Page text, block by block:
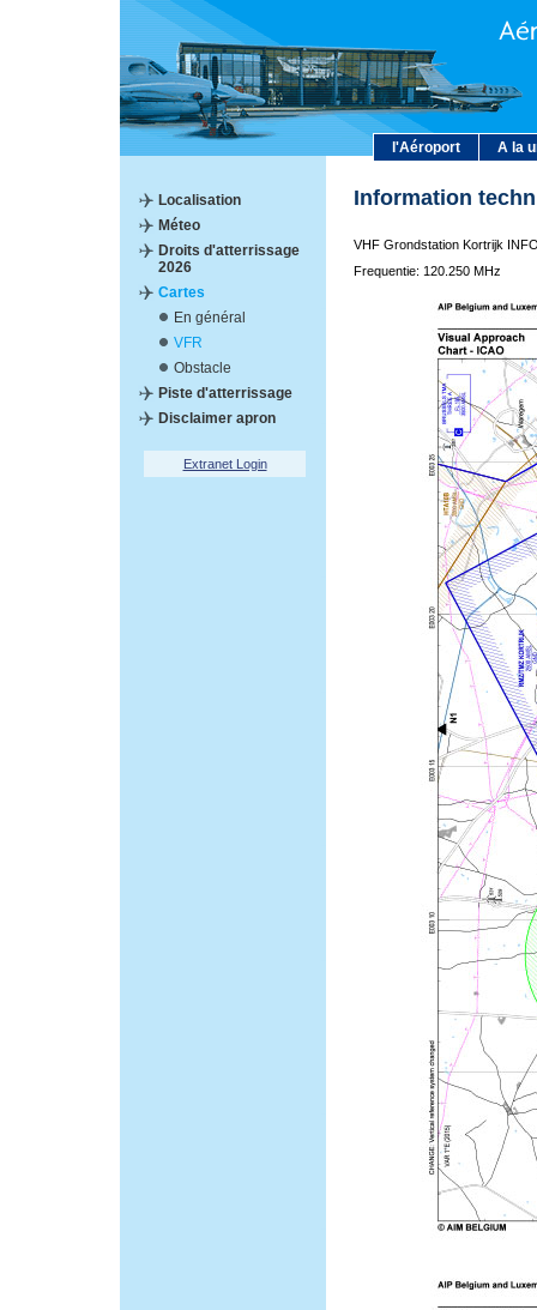
l'Aéroport A la
Localisation
Méteo
Droits d'atterrissage
2026
Cartes
En général
VFR
Obstacle
Piste d'atterrissage
Disclaimer apron
Extranet Login
Information
VHF Grondstation Kortrijk
Frequentie: 120.250 MHz